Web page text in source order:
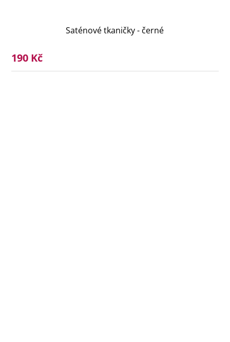
Saténové tkaničky - černé
190 Kč